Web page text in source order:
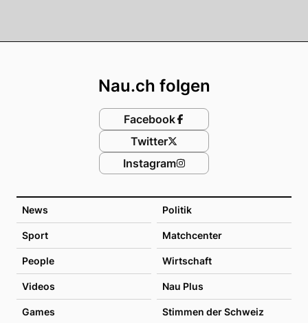
News Politik
Sport Matchcenter
People Wirtschaft
Videos Nau Plus
Games Stimmen der Schweiz
Nau.ch folgen
Facebook
Twitter
Instagram